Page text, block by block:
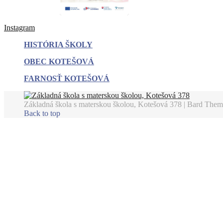
Instagram
HISTÓRIA ŠKOLY
OBEC KOTEŠOVÁ
FARNOSŤ KOTEŠOVÁ
Základná škola s materskou školou, Kotešová 378 | Bard
Back to top